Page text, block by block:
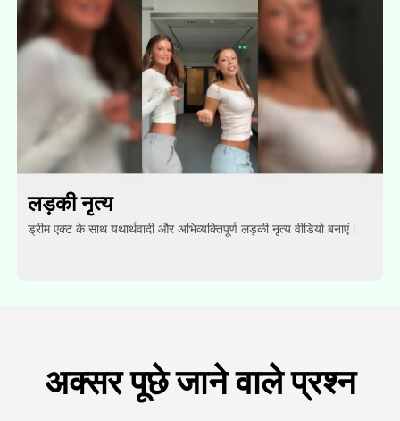
लड़की नृत्य
ड्रीम एक्ट के साथ यथार्थवादी और अभिव्यक्तिपूर्ण लड़की नृत्य वीडियो बनाएं।
अक्सर पूछे जाने वाले प्रश्न